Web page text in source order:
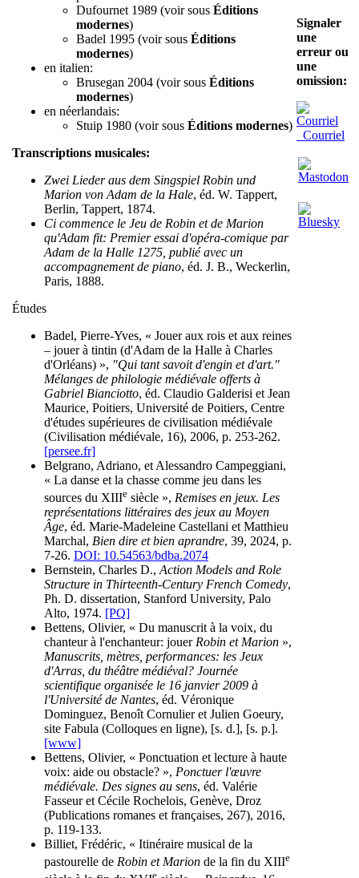
Dufournet 1989 (voir sous Éditions
modernes)
Badel 1995 (voir sous Éditions
modernes)
en italien:
Brusegan 2004 (voir sous Éditions
modernes)
en néerlandais:
Stuip 1980 (voir sous Éditions modernes)
Transcriptions musicales:
Zwei Lieder aus dem Singspiel Robin und
Marion von Adam de la Hale, éd. W. Tappert,
Berlin, Tappert, 1874.
Ci commence le Jeu de Robin et de Marion
qu'Adam fit: Premier essai d'opéra-comique par
Adam de la Halle 1275, publié avec un
accompagnement de piano, éd. J. B., Weckerlin,
Paris, 1888.
Études
Badel, Pierre-Yves, « Jouer aux rois et aux reines
– jouer à tintin (d'Adam de la Halle à Charles
d'Orléans) », "Qui tant savoit d'engin et d'art."
Mélanges de philologie médiévale offerts à
Gabriel Bianciotto, éd. Claudio Galderisi et Jean
Maurice, Poitiers, Université de Poitiers, Centre
d'études supérieures de civilisation médiévale
(Civilisation médiévale, 16), 2006, p. 253-262.
[persee.fr]
Belgrano, Adriano, et Alessandro Campeggiani,
« La danse et la chasse comme jeu dans les
sources du XIIIe siècle », Remises en jeux. Les
représentations littéraires des jeux au Moyen
Âge, éd. Marie-Madeleine Castellani et Matthieu
Marchal, Bien dire et bien aprandre, 39, 2024, p.
7-26. DOI: 10.54563/bdba.2074
Bernstein, Charles D., Action Models and Role
Structure in Thirteenth-Century French Comedy,
Ph. D. dissertation, Stanford University, Palo
Alto, 1974. [PQ]
Bettens, Olivier, « Du manuscrit à la voix, du
chanteur à l'enchanteur: jouer Robin et Marion »,
Manuscrits, mètres, performances: les Jeux
d'Arras, du théâtre médiéval? Journée
scientifique organisée le 16 janvier 2009 à
l'Université de Nantes, éd. Véronique
Dominguez, Benoît Cornulier et Julien Goeury,
site Fabula (Colloques en ligne), [s. d.], [s. p.].
[www]
Bettens, Olivier, « Ponctuation et lecture à haute
voix: aide ou obstacle? », Ponctuer l'œuvre
médiévale. Des signes au sens, éd. Valérie
Fasseur et Cécile Rochelois, Genève, Droz
(Publications romanes et françaises, 267), 2016,
p. 119-133.
Billiet, Frédéric, « Itinéraire musical de la
pastourelle de Robin et Marion de la fin du XIIIe
e
Signaler
une
erreur ou
une
omission:
Courriel